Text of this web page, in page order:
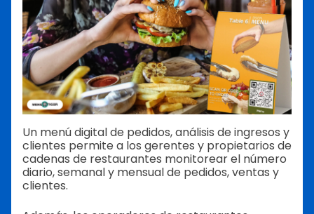
Un menú digital de pedidos, análisis de ingresos y
clientes permite a los gerentes y propietarios de
cadenas de restaurantes monitorear el número
diario, semanal y mensual de pedidos, ventas y
clientes.